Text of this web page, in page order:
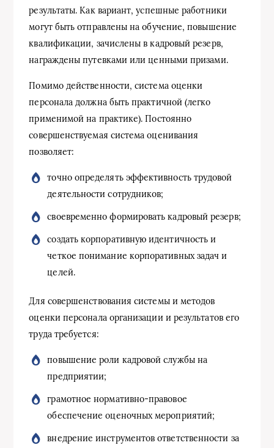
результаты. Как вариант, успешные работники
могут быть отправлены на обучение, повышение
квалификации, зачислены в кадровый резерв,
награждены путевками или ценными призами.
Помимо действенности, система оценки
персонала должна быть практичной (легко
применимой на практике). Постоянно
совершенствуемая система оценивания
позволяет:
точно определять эффективность трудовой
деятельности сотрудников;
своевременно формировать кадровый резерв;
создать корпоративную идентичность и
четкое понимание корпоративных задач и
целей.
Для совершенствования системы и методов
оценки персонала организации и результатов его
труда требуется:
повышение роли кадровой службы на
предприятии;
грамотное нормативно-правовое
обеспечение оценочных мероприятий;
внедрение инструментов ответственности за